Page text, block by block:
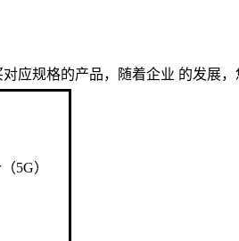
应规格的产品，随着企业 的发展，
5G）